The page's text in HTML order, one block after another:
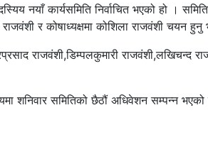
नयाँ कार्यसमिति निर्वाचित भएको हो ।
र कोषाध्यक्षमा कोशिला राजवंशी चयन
राजवंशी,डिम्पलकुमारी राजवंशी,लखिचन्द
शनिवार समितिको छैठौं अधिवेशन सम्पन्न भएको